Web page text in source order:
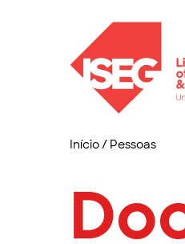
Início/ Pessoas